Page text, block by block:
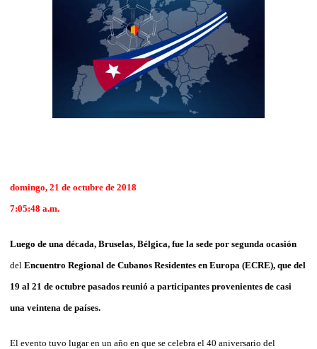
domingo, 21 de octubre de 2018
7:05:48 a.m.
Luego de una década, Bruselas, Bélgica, fue la sede por segunda ocasión
del Encuentro Regional de Cubanos Residentes en Europa (ECRE), que del
19 al 21 de octubre pasados reunió a participantes provenientes de casi
una veintena de países.
El evento tuvo lugar en un año en que se celebra el 40 aniversario del